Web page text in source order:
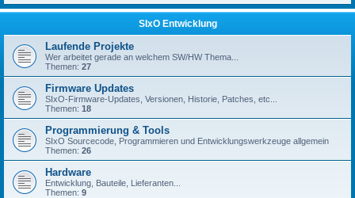
SIxO Entwicklung
Laufende Projekte
Wer arbeitet gerade an welchem SW/HW Thema...
Themen: 27
Firmware Updates
SIxO-Firmware-Updates, Versionen, Historie, Patches, etc...
Themen: 18
Programmierung & Tools
SIxO Sourcecode, Programmieren und Entwicklungswerkzeuge allgemein
Themen: 26
Hardware
Entwicklung, Bauteile, Lieferanten...
Themen: 9